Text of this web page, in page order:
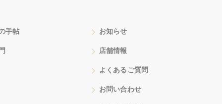
手帖 お知らせ
店舗情報
よくあるご質問
お問い合わせ